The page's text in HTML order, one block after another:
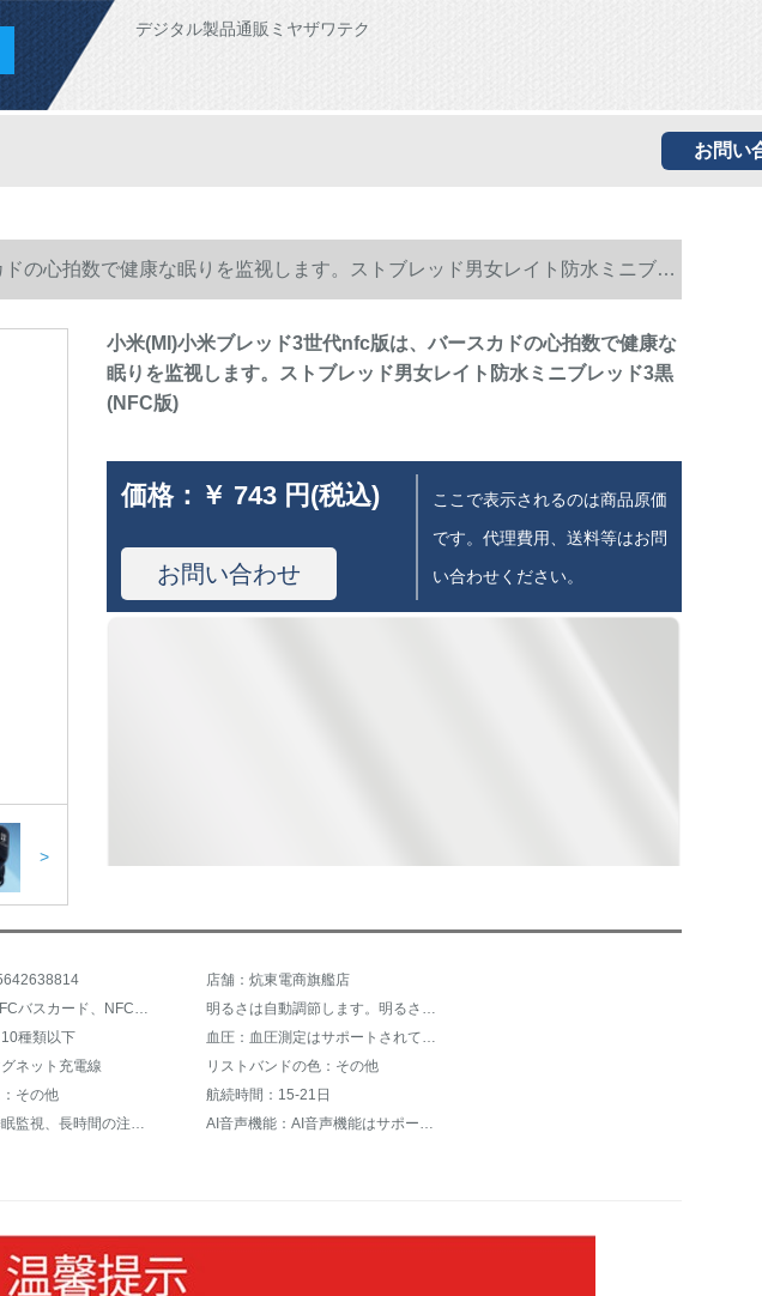
デジタル製品通販ミヤザワテク
お問い
の心拍数で健康な眠りを监视します。ストブレッド男女レイト防水ミニブレ
>
小米(MI)小米ブレッド3世代nfc版は、バースカドの心拍数で健康な
眠りを监视します。ストブレッド男女レイト防水ミニブレッド3黒
(NFC版)
価格： ￥ 743 円(税込)
お問い合わせ
ここで表示されるのは商品原価
です。代理費用、送料等はお問
い合わせください。
店舗：炕東電商旗艦店
NFC機能：NFCバスカード、NFC機能なし
明るさは自動調節します。明るさは調節できません。
種類以下
血圧：血圧測定はサポートされていません。
ネット充電線
リストバンドの色：その他
その他
航続時間：15-21日
健康機能：睡眠監視、長時間の注意喚起
AI音声機能：AI音声機能はサポートされていません。